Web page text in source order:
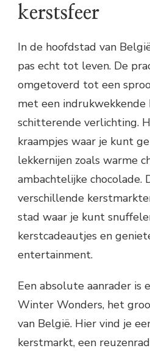
tijdens de Wintertijd:
Schelde
Hoogtepunten
Antwerpen:
Gent: de
Must-do’s
Gent:
kerstsfeer
In de hoofdstad van
pas echt tot leven. De
omgetoverd tot een
met een indrukwekkende
schitterende verlichting.
kraampjes waar je kunt
lekkernijen zoals warme
ambachtelijke chocolade.
verschillende
stad waar je kunt
kerstcadeautjes en
entertainment.
Een absolute aanrader is
Winter Wonders, het
van België. Hier vind je
kerstmarkt, een